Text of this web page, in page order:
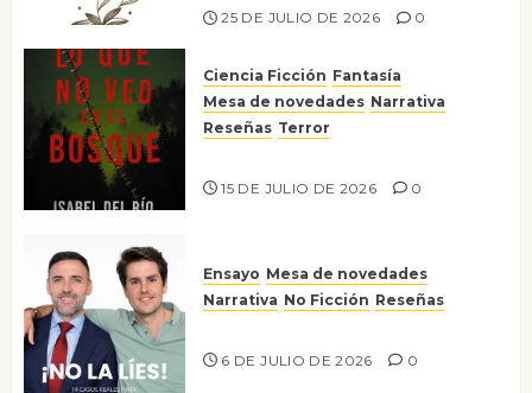
25 DE JULIO DE 2026 0
Ciencia Ficción Fantasía
Mesa de novedades Narrativa
Reseñas Terror
15 DE JULIO DE 2026 0
Ensayo Mesa de novedades
Narrativa No Ficción Reseñas
6 DE JULIO DE 2026 0